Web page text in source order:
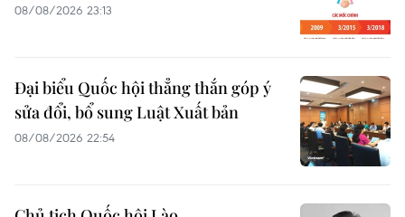
08/08/2026 23:13
Đại biểu Quốc hội thẳng thắn góp ý
sửa đổi, bổ sung Luật Xuất bản
08/08/2026 22:54